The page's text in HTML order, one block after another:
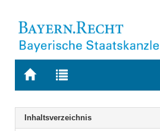
Zur
BAYERN.RECHT
Zur
letzten
Suche
Navigation
Inhaltsverzeichnis